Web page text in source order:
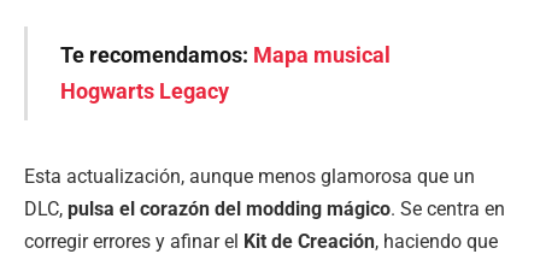
Te recomendamos: Mapa musical
Hogwarts Legacy
Esta actualización, aunque menos glamorosa que un
DLC, pulsa el corazón del modding mágico. Se centra en
corregir errores y afinar el Kit de Creación, haciendo que